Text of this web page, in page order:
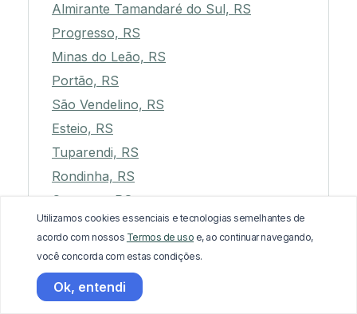
Almirante Tamandaré do Sul, RS
Progresso, RS
Minas do Leão, RS
Portão, RS
São Vendelino, RS
Esteio, RS
Tuparendi, RS
Rondinha, RS
Camargo, RS
Novo Barreiro, RS
Faxinal do Soturno, RS
Jóia, RS
Tapes, RS
Utilizamos cookies essenciais e tecnologias semelhantes de
acordo com nossos Termos de uso e, ao continuar navegando,
você concorda com estas condições.
Ok, entendi